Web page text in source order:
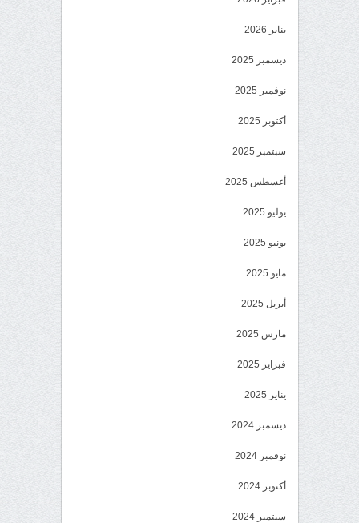
يناير 2026
ديسمبر 2025
نوفمبر 2025
أكتوبر 2025
سبتمبر 2025
أغسطس 2025
يوليو 2025
يونيو 2025
مايو 2025
أبريل 2025
مارس 2025
فبراير 2025
يناير 2025
ديسمبر 2024
نوفمبر 2024
أكتوبر 2024
سبتمبر 2024